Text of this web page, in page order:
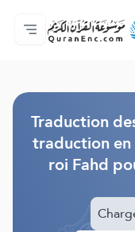
Accueil
Index des
Audio
Services
Autour du
Nous
Langue
Traduction
traduction
roi Fahd